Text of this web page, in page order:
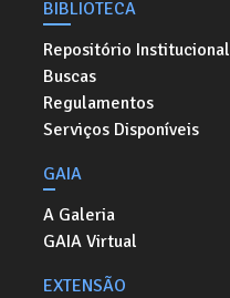
BIBLIOTECA
Repositório Institucional
Buscas
Regulamentos
Serviços Disponíveis
GAIA
A Galeria
GAIA Virtual
EXTENSÃO